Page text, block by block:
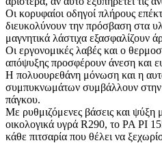
Οι κορυφαίοι οδηγοί πλήρους
διευκολύνουν την πρόσβαση στα
μαγνητικά λάστιχα εξασφαλίζουν
Οι εργονομικές λαβές και ο
απόψυξης προσφέρουν άνεση και
Η πολυουρεθάνη μόνωση και η
συμπυκνωμάτων συμβάλλουν στην
πάγκου.
Με ρυθμιζόμενες βάσεις και
οικολογικά υγρά R290, το PA PI
κάθε πιτσαρία που θέλει να